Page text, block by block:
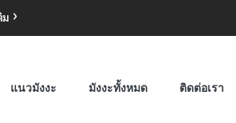
ม
แนวมังงะ มังงะทั้งหมด ติดต่อเรา